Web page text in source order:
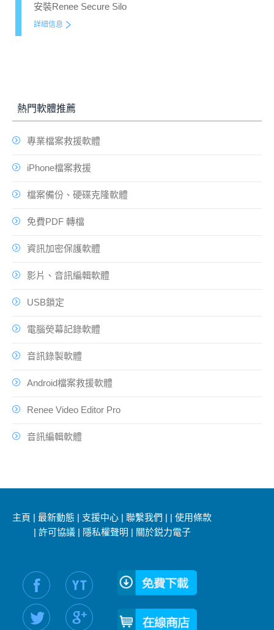
安裝Renee Secure Silo
詳細信息
熱門軟體推薦
專業檔案救援軟體
iPhone檔案救援
檔案備份、硬碟克隆軟體
免費PDF 轉檔
資訊加密保護軟體
影片、音訊編輯軟體
USB鎖定
電腦熒幕記錄軟體
音訊錄製軟體
Android檔案救援軟體
Renee Video Editor Pro
音訊編輯軟體
主頁 |最新動態 | 支援中心 |聯繫我們 | |使用條款
| 許可協議| 隱私權聲明 | 關於鋭力電子
社交媒體信息：